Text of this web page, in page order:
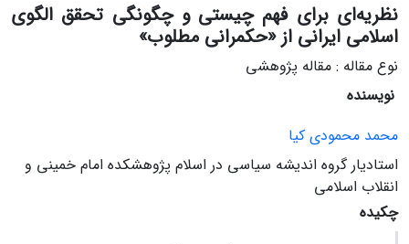
نظریه‌ای برای فهم چیستی و چگونگی تحقق الگوی
اسلامی ایرانی از «حکمرانی مطلوب»
نوع مقاله : مقاله پژوهشی
نویسنده
محمد محمودی کیا
استادیار گروه اندیشه سیاسی در اسلام پژوهشکده امام خمینی و
انقلاب اسلامی
چکیده